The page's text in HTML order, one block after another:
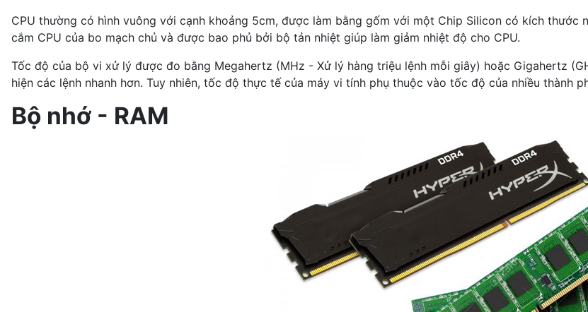
CPU thường có hình vuông với cạnh khoảng 5cm, được làm bằng gốm với một Chip Silicon có kích
cắm CPU của bo mạch chủ và được bao phủ bởi bộ tản nhiệt giúp làm giảm nhiệt độ cho CPU.
Tốc độ của bộ vi xử lý được đo bằng Megahertz (MHz - Xử lý hàng triệu lệnh mỗi giây) hoặc Gigahertz
hiện các lệnh nhanh hơn. Tuy nhiên, tốc độ thực tế của máy vi tính phụ thuộc vào tốc độ của nhiều thành
Bộ nhớ - RAM